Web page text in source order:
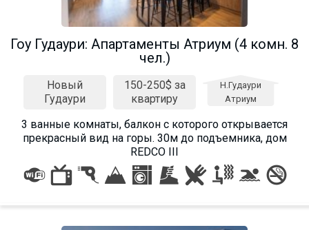
Гоу Гудаури: Апартаменты Атриум (4 комн. 8
чел.)
Новый
Гудаури
150-250$ за
квартиру
Н.Гудаури
Атриум
3 ванные комнаты, балкон с которого открывается
прекрасный вид на горы. 30м до подъемника, дом
REDCO III